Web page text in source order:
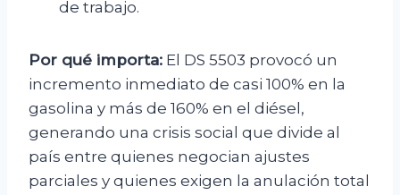
de trabajo.
Por qué importa: El DS 5503 provocó un
incremento inmediato de casi 100% en la
gasolina y más de 160% en el diésel,
generando una crisis social que divide al
país entre quienes negocian ajustes
parciales y quienes exigen la anulación total